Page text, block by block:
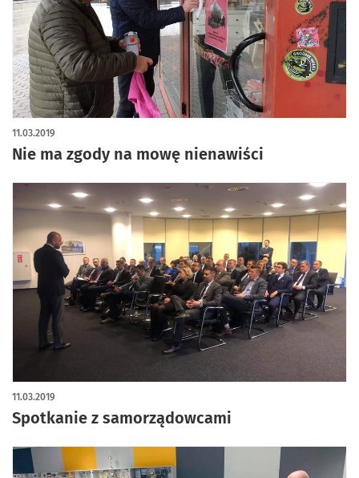
Nie ma zgody na mowę nienawiści
11.03.2019
Spotkanie z samorządowcami
11.03.2019